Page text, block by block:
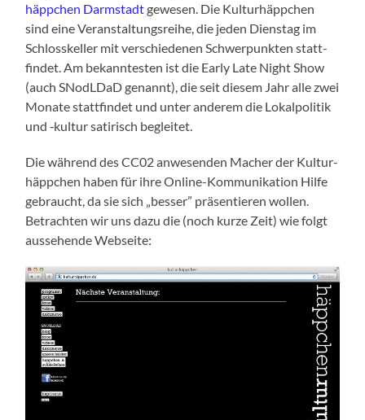
häpp­chen Darm­stadtgewe­sen. Die Kul­tur­häpp­chen
sind eine Ver­an­stal­tungs­rei­he, die jeden Diens­tag im
Schloss­kel­ler mit ver­schie­de­nen Schwer­punk­ten statt­
fin­det. Am bekann­tes­ten ist die Ear­ly Late Night Show
(auch SNodLDaD genannt), die seit die­sem Jahr alle zwei
Mona­te statt­fin­det und unter ande­rem die Lokal­po­li­tik
und ‑kul­tur sati­risch begleitet.
Die wäh­rend des CC02 anwe­sen­den Macher der Kul­tur­
häpp­chen haben für ihre Online-Kom­mu­ni­ka­ti­on Hil­fe
gebraucht, da sie sich „bes­ser” prä­sen­tie­ren wol­len.
Betrach­ten wir uns dazu die (noch kur­ze Zeit) wie folgt
aus­se­hen­de Webseite: